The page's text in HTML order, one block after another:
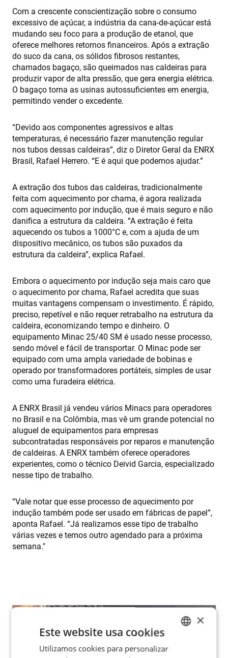
Com a crescente conscientização sobre o consumo
excessivo de açúcar, a indústria da cana-de-açúcar está
mudando seu foco para a produção de etanol, que
oferece melhores retornos financeiros. Após a extração
do suco da cana, os sólidos fibrosos restantes,
chamados bagaço, são queimados nas caldeiras para
produzir vapor de alta pressão, que gera energia elétrica.
O bagaço torna as usinas autossuficientes em energia,
permitindo vender o excedente.
“Devido aos componentes agressivos e altas
temperaturas, é necessário fazer manutenção regular
nos tubos dessas caldeiras”, diz o Diretor Geral da ENRX
Brasil, Rafael Herrero. “E é aqui que podemos ajudar.”
A extração dos tubos das caldeiras, tradicionalmente
feita com aquecimento por chama, é agora realizada
com aquecimento por indução, que é mais seguro e não
danifica a estrutura da caldeira. “A extração é feita
aquecendo os tubos a 1000°C e, com a ajuda de um
dispositivo mecânico, os tubos são puxados da
estrutura da caldeira”, explica Rafael.
Embora o aquecimento por indução seja mais caro que
o aquecimento por chama, Rafael acredita que suas
muitas vantagens compensam o investimento. É rápido,
preciso, repetível e não requer retrabalho na estrutura da
caldeira, economizando tempo e dinheiro. O
equipamento Minac 25/40 SM é usado nesse processo,
sendo móvel e fácil de transportar. O Minac pode ser
equipado com uma ampla variedade de bobinas e
operado por transformadores portáteis, simples de usar
como uma furadeira elétrica.
A ENRX Brasil já vendeu vários Minacs para operadores
no Brasil e na Colômbia, mas vê um grande potencial no
aluguel de equipamentos para empresas
subcontratadas responsáveis por reparos e manutenção
de caldeiras. A ENRX também oferece operadores
experientes, como o técnico Deivid Garcia, especializado
nesse tipo de trabalho.
“Vale notar que esse processo de aquecimento por
indução também pode ser usado em fábricas de papel”,
aponta Rafael. “Já realizamos esse tipo de trabalho
várias vezes e temos outro agendado para a próxima
semana."
ENGLISH
×
Este website usa cookies
Utilizamos cookies para personalizar